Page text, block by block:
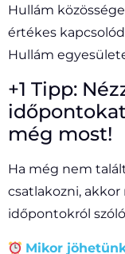
Hullám
értékes
Hullám
+1 Tipp:
még most!
Ha még nem
csatlakozni,
időpontokról
Mikor